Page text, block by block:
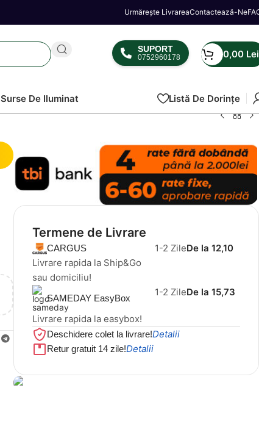
Urmărește LivrareaContactează-Ne
SUPORT
0752960178 0,00 Lei
Surse De Iluminat
Listă De Dorințe
Termene de Livrare
CARGUS
Livrare rapida la Ship&Go
sau domiciliu!
1-2 ZileDe la 12,10
SAMEDAY EasyBox
Livrare rapida la easybox!
1-2 ZileDe la 15,73
Deschidere colet la livrare!Detalii
Retur gratuit 14 zile!Detalii